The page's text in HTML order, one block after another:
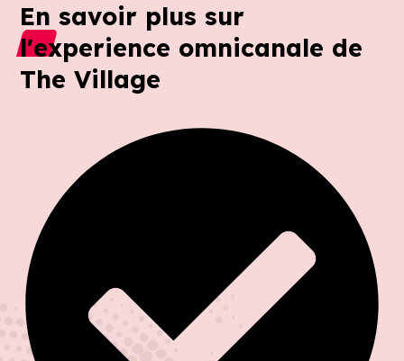
En savoir plus sur
l'experience omnicanale de
The Village